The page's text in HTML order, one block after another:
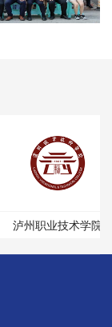
泸州职业技术学院